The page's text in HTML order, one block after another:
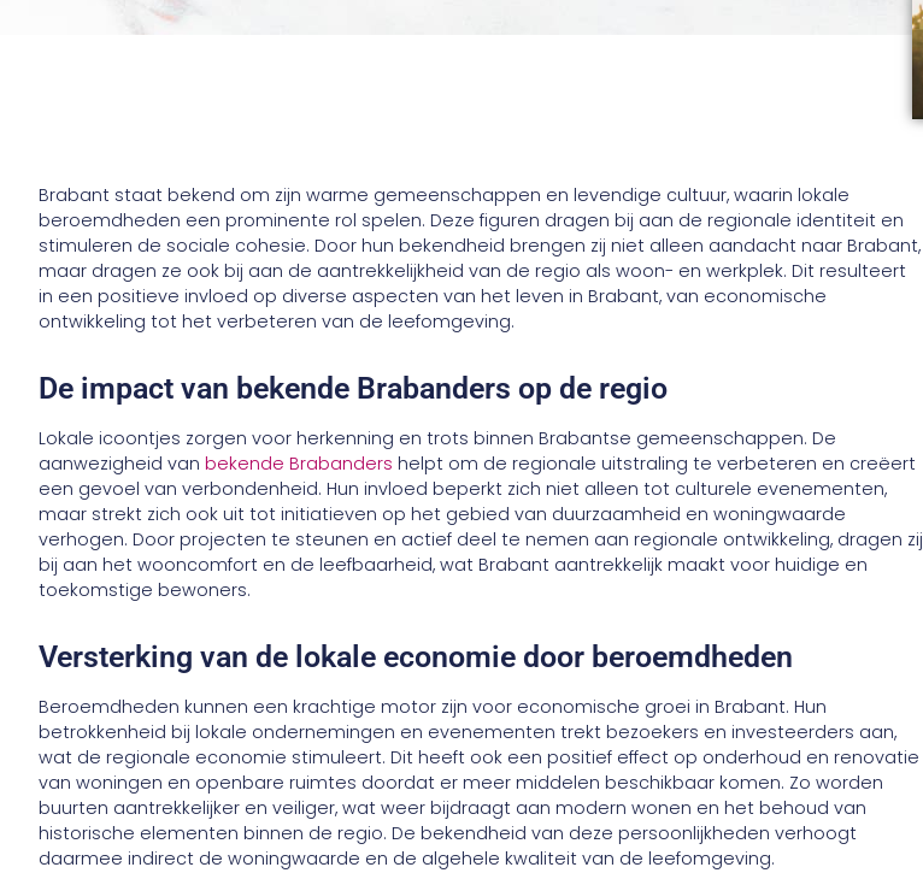
Brabant staat bekend om zijn warme gemeenschappen en levendige cultuur, waarin lokale
beroemdheden een prominente rol spelen. Deze figuren dragen bij aan de regionale identiteit en
stimuleren de sociale cohesie. Door hun bekendheid brengen zij niet alleen aandacht naar Brabant,
maar dragen ze ook bij aan de aantrekkelijkheid van de regio als woon- en werkplek. Dit resulteert
in een positieve invloed op diverse aspecten van het leven in Brabant, van economische
ontwikkeling tot het verbeteren van de leefomgeving.
De impact van bekende Brabanders op de regio
Lokale icoontjes zorgen voor herkenning en trots binnen Brabantse gemeenschappen. De
aanwezigheid vanbekende Brabanders helpt om de regionale uitstraling te verbeteren en creëert
een gevoel van verbondenheid. Hun invloed beperkt zich niet alleen tot culturele evenementen,
maar strekt zich ook uit tot initiatieven op het gebied van duurzaamheid en woningwaarde
verhogen. Door projecten te steunen en actief deel te nemen aan regionale ontwikkeling, dragen zij
bij aan het wooncomfort en de leefbaarheid, wat Brabant aantrekkelijk maakt voor huidige en
toekomstige bewoners.
Versterking van de lokale economie door beroemdheden
Beroemdheden kunnen een krachtige motor zijn voor economische groei in Brabant. Hun
betrokkenheid bij lokale ondernemingen en evenementen trekt bezoekers en investeerders aan,
wat de regionale economie stimuleert. Dit heeft ook een positief effect op onderhoud en renovatie
van woningen en openbare ruimtes doordat er meer middelen beschikbaar komen. Zo worden
buurten aantrekkelijker en veiliger, wat weer bijdraagt aan modern wonen en het behoud van
historische elementen binnen de regio. De bekendheid van deze persoonlijkheden verhoogt
daarmee indirect de woningwaarde en de algehele kwaliteit van de leefomgeving.